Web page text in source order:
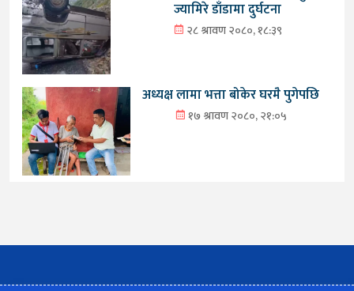
ज्यामिरे डाँडामा दुर्घटना
२८ श्रावण २०८०, १८:३९
अध्यक्ष लामा भत्ता बोकेर घरमै पुगेपछि
१७ श्रावण २०८०, २१:०५